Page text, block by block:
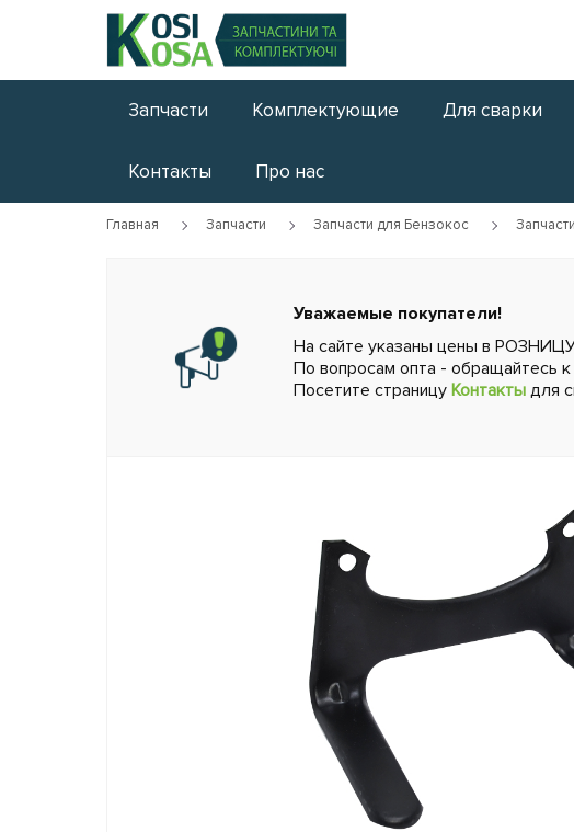
Запчасти Комплектующие Для сварки
Контакты Про нас
Главная Запчасти Запчасти для Бензокос
Уважаемые покупатели!
На сайте указаны цены в
По вопросам опта - обращайтесь
Посетите страницу Контакты для